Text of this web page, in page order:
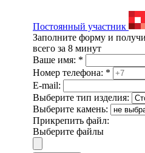
Постоянный участник
Заполните форму и
всего за 8 минут
Ваше имя: *
Номер телефона: *
E-mail:
Выберите тип изделия:
Выберите камень:
Прикрепить файл:
Выберите файлы